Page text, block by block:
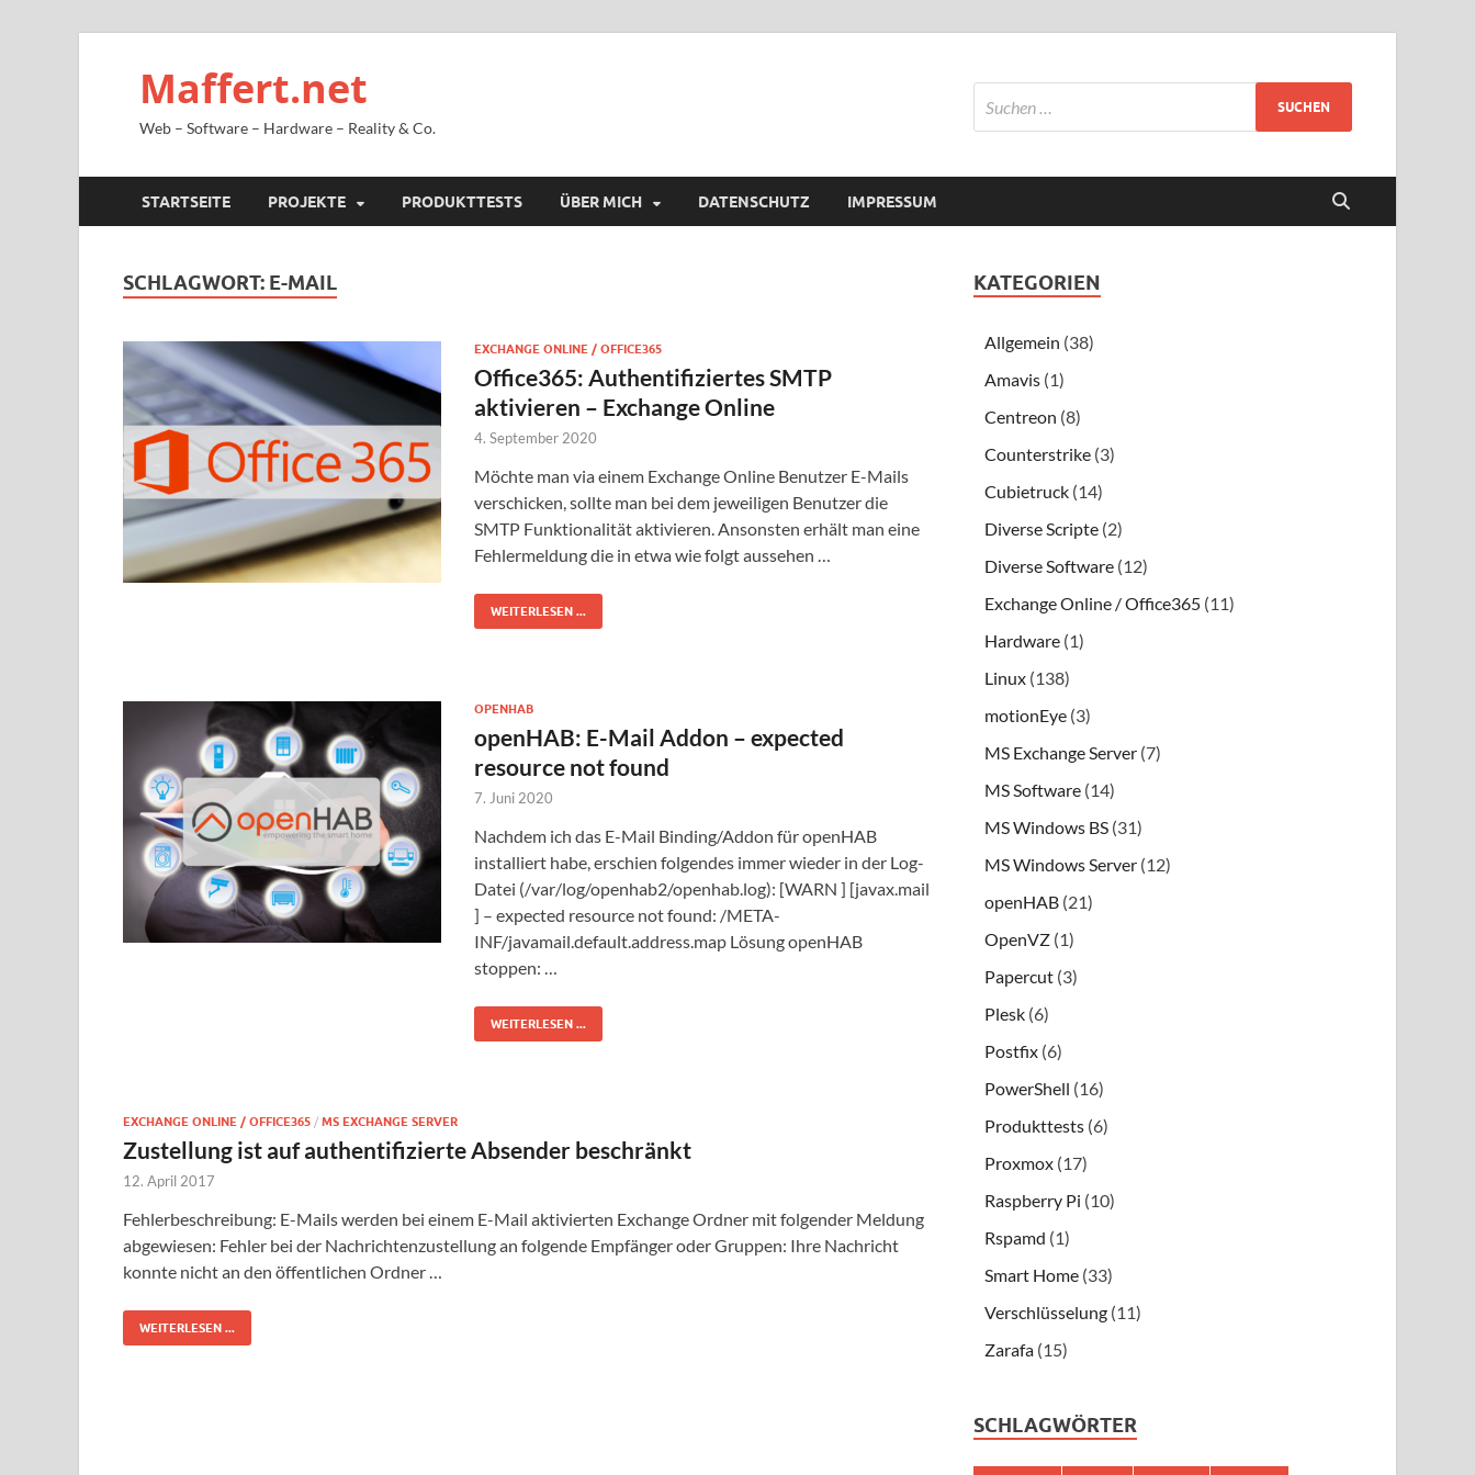
Maffert.net
Web – Software – Hardware – Reality & Co.
STARTSEITE PROJEKTE PRODUKTTESTS ÜBER MICH DATENSCHUTZ IMPRESSUM
SCHLAGWORT: E-MAIL
EXCHANGE ONLINE / OFFICE365
Office365: Authentifiziertes SMTP
aktivieren – Exchange Online
4. September 2020
Möchte man via einem Exchange Online Benutzer E-Mails
verschicken, sollte man bei dem jeweiligen Benutzer die
SMTP Funktionalität aktivieren. Ansonsten erhält man eine
Fehlermeldung die in etwa wie folgt aussehen …
WEITERLESEN ...
OPENHAB
openHAB: E-Mail Addon – expected
resource not found
7. Juni 2020
Nachdem ich das E-Mail Binding/Addon für openHAB
installiert habe, erschien folgendes immer wieder in der Log-
Datei (/var/log/openhab2/openhab.log): [WARN ] [javax.mail
] – expected resource not found: /META-
INF/javamail.default.address.map Lösung openHAB
stoppen: …
WEITERLESEN ...
EXCHANGE ONLINE / OFFICE365 / MS EXCHANGE SERVER
Zustellung ist auf authentifizierte Absender beschränkt
12. April 2017
Fehlerbeschreibung: E-Mails werden bei einem E-Mail aktivierten Exchange Ordner mit folgender Meldung
abgewiesen: Fehler bei der Nachrichtenzustellung an folgende Empfänger oder Gruppen: Ihre Nachricht
konnte nicht an den öffentlichen Ordner …
WEITERLESEN ...
KATEGORIEN
Allgemein (38)
Amavis (1)
Centreon (8)
Counterstrike (3)
Cubietruck (14)
Diverse Scripte (2)
Diverse Software (12)
Exchange Online / Office365 (11)
Hardware (1)
Linux (138)
motionEye (3)
MS Exchange Server (7)
MS Software (14)
MS Windows BS (31)
MS Windows Server (12)
openHAB (21)
OpenVZ (1)
Papercut (3)
Plesk (6)
Postfix (6)
PowerShell (16)
Produkttests (6)
Proxmox (17)
Raspberry Pi (10)
Rspamd (1)
Smart Home (33)
Verschlüsselung (11)
Zarafa (15)
SCHLAGWÖRTER